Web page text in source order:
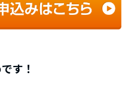
す！